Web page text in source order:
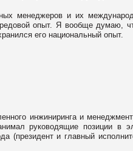
менеджеров и их
опыт. Я вообще думаю,
его национальный опыт.
инжиниринга и
руководящие позиции в
(президент и главный